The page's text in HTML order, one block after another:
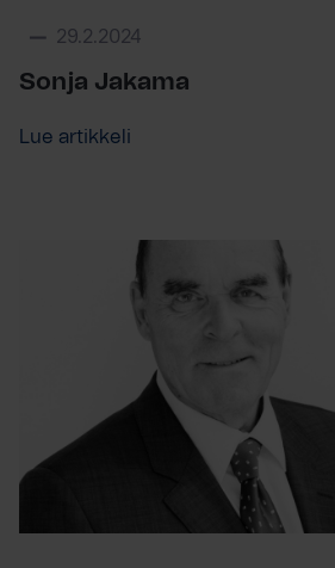
29.2.2024
Sonja Jakama
Lue artikkeli